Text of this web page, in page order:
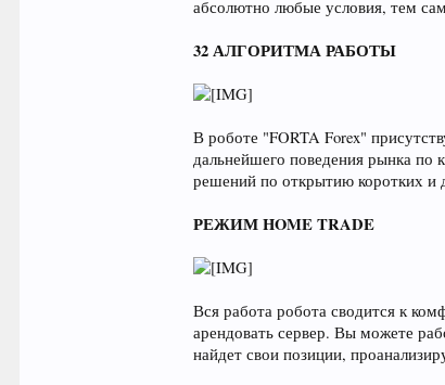
абсолютно любые условия, тем
32 АЛГОРИТМА РАБОТЫ
В роботе "FORTA Forex"
дальнейшего поведения рынка по
решений по открытию коротких и
РЕЖИМ HOME TRADE
Вся работа робота сводится к
арендовать сервер. Вы можете
найдет свои позиции,